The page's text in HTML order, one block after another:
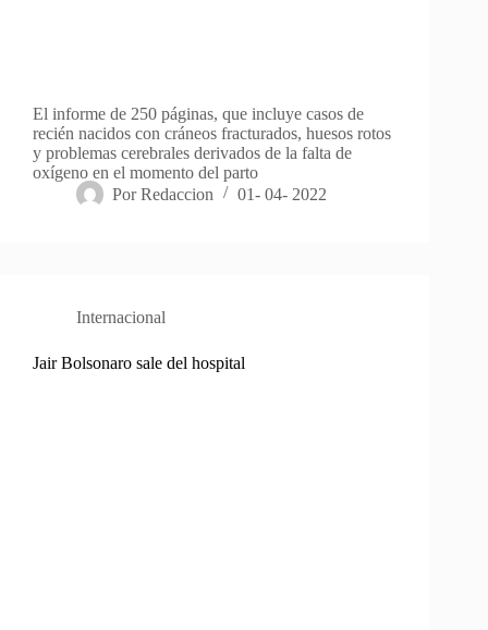
El informe de 250 páginas, que incluye casos de
recién nacidos con cráneos fracturados, huesos rotos
y problemas cerebrales derivados de la falta de
oxígeno en el momento del parto
Por Redaccion 01- 04- 2022
Internacional
Jair Bolsonaro sale del hospital